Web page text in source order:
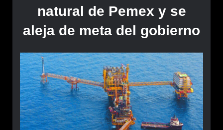
natural de Pemex y se
aleja de meta del gobierno